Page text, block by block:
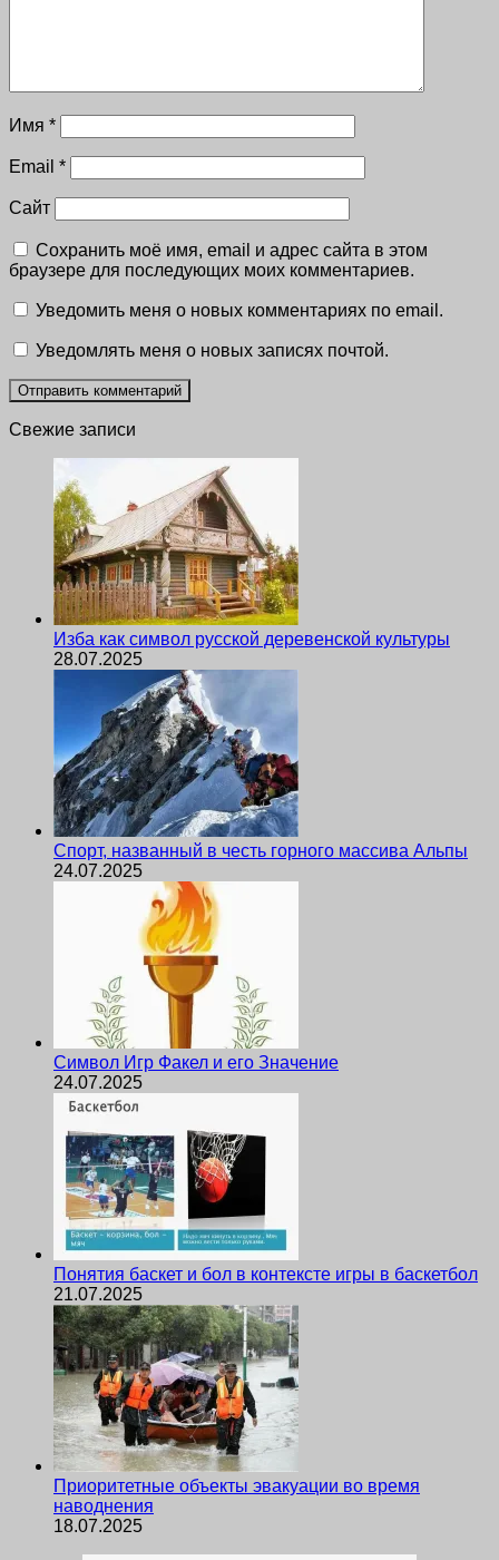
Имя *
Email *
Сайт
Сохранить моё имя, email и адрес сайта в этом
браузере для последующих моих комментариев.
Уведомить меня о новых комментариях по email.
Уведомлять меня о новых записях почтой.
Свежие записи
Изба как символ русской деревенской культуры
28.07.2025
Спорт, названный в честь горного массива Альпы
24.07.2025
Символ Игр Факел и его Значение
24.07.2025
Понятия баскет и бол в контексте игры в баскетбол
21.07.2025
Приоритетные объекты эвакуации во время
наводнения
18.07.2025